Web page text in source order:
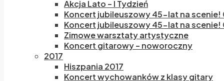
Akcja Lato – I Tydzień
Koncert jubileuszowy 45-lat na scenie!
Koncert jubileuszowy 45-lat na scenie!
Zimowe warsztaty artystyczne
Koncert gitarowy – noworoczny
2017
Hiszpania 2017
Koncert wychowanków z klasy gitary